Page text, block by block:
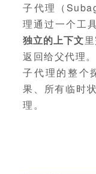
子代理（
理通过一个工
独立的上下文
返回给父代理。
子代理的整
果、所有临时
理。